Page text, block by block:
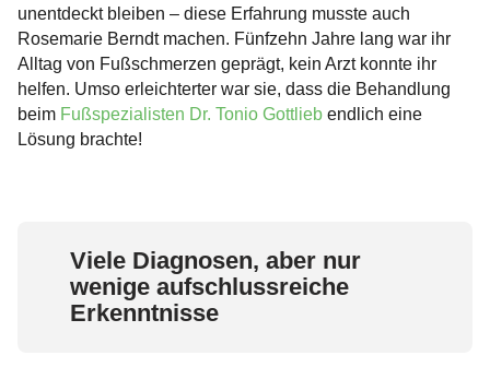
Hammerzehe / Krallenzehe
Fuß- und Sprunggelenksverletzungen
Frakturen
Sprunggelenksfrakturen
Arthrose im Fuß
Sprunggelenksarthrose
Rheumatoide Arthritis
Fußwurzelknochen Erkrankungen
Fußschmerzen
Hammerzehen OP
Knick-Senk-Spreizfuß OP
Hohlfuß-OP
Operationsverfahren
Chevron-Osteotomie
Team
Kooperationen
Kosten
unentdeckt bleiben – diese Erfahrung musste auch
Rosemarie Berndt machen. Fünfzehn Jahre lang war ihr
Alltag von Fußschmerzen geprägt, kein Arzt konnte ihr
helfen. Umso erleichterter war sie, dass die Behandlung
beim Fußspezialisten Dr. Tonio Gottlieb endlich eine
Lösung brachte!
Viele Diagnosen, aber nur
wenige aufschlussreiche
Erkenntnisse